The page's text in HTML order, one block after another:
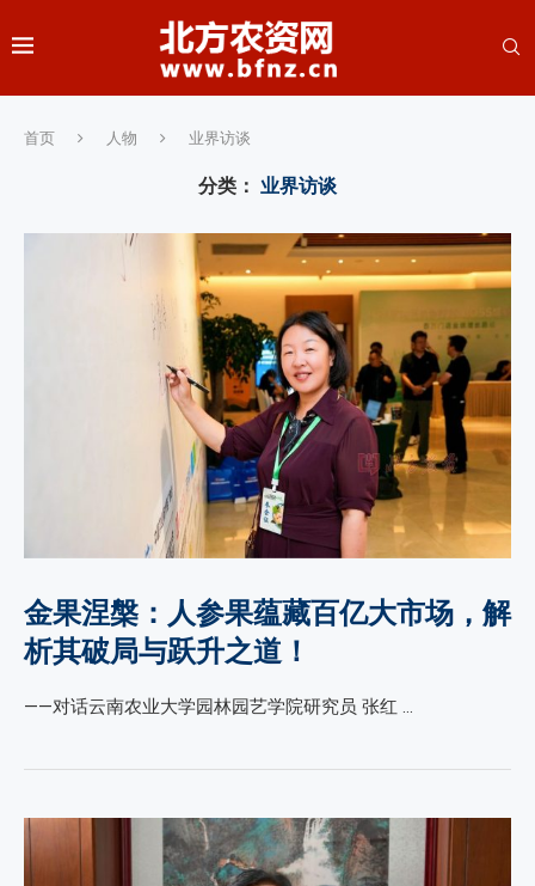
首页 人物 业界访谈
分类： 业界访谈
金果涅槃：人参果蕴藏百亿大市场，解
析其破局与跃升之道！
——对话云南农业大学园林园艺学院研究员 张红 …